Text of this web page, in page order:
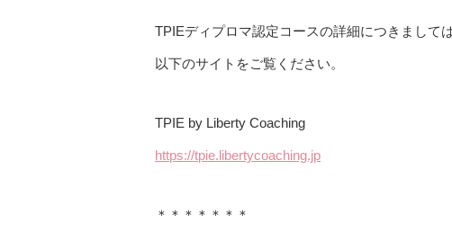
TPIEディプロマ認定コースの詳細につきましては
以下のサイトをご覧ください。
TPIE by Liberty Coaching
https://tpie.libertycoaching.jp
＊＊＊＊＊＊＊